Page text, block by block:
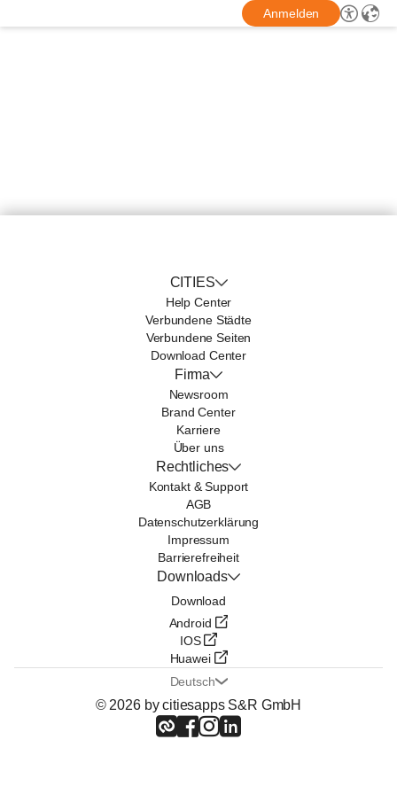
Anmelden
CITIES
Help Center
Verbundene Städte
Verbundene Seiten
Download Center
Firma
Newsroom
Brand Center
Karriere
Über uns
Rechtliches
Kontakt & Support
AGB
Datenschutzerklärung
Impressum
Barrierefreiheit
Downloads
Download
Android
IOS
Huawei
Deutsch
© 2026 by citiesapps S&R GmbH